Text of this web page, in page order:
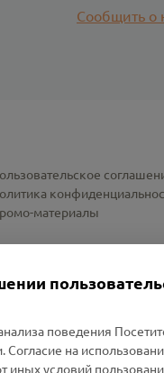
Сообщить о
материалы
поведения
Согласие на
иных условий